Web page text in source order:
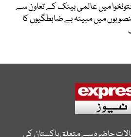
میں عالمی بینک کے تعاون سے
میں مبینہ بے ضابطگیوں کا
حاضرہ سے متعلق پاکستان کی